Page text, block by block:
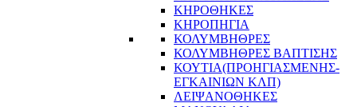
ΚΗΡΟΘΗΚΕΣ
ΚΗΡΟΠΗΓΙΑ
ΚΟΛΥΜΒΗΘΡΕΣ
ΚΟΛΥΜΒΗΘΡΕΣ ΒΑΠΤΙΣΗΣ
ΚΟΥΤΙΑ(ΠΡΟΗΓΙΑΣΜΕΝΗΣ-
ΕΓΚΑΙΝΙΩΝ ΚΛΠ)
ΛΕΙΨΑΝΟΘΗΚΕΣ